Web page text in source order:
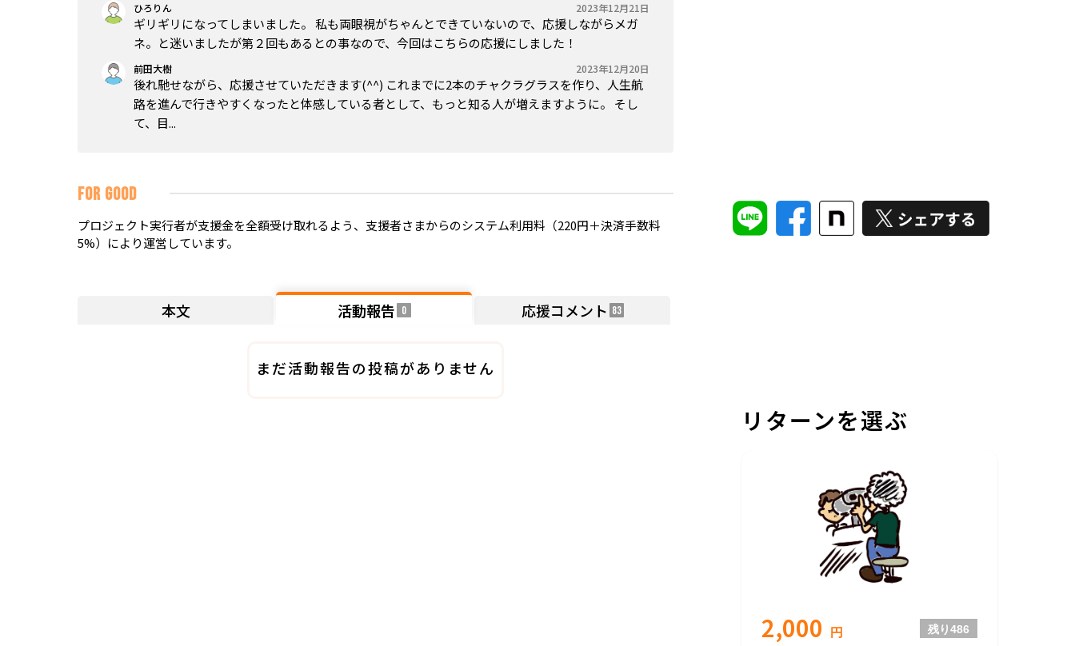
ひろりん 2023年12月21日
ギリギリになってしまいました。 私も両眼視がちゃんとできていないので、応援しながらメガ
ネ。と迷いましたが第２回もあるとの事なので、今回はこちらの応援にしました！
前田大樹 2023年12月20日
後れ馳せながら、応援させていただきます(^^) これまでに2本のチャクラグラスを作り、人生航
路を進んで行きやすくなったと体感している者として、もっと知る人が増えますように。 そし
て、目...
FOR GOOD
プロジェクト実行者が支援金を全額受け取れるよう、支援者さまからのシステム利用料（220円＋決済手数料
5%）により運営しています。
本文 活動報告 0 応援コメント 83
まだ活動報告の投稿がありません
リターンを選ぶ
2,000 円 残り486